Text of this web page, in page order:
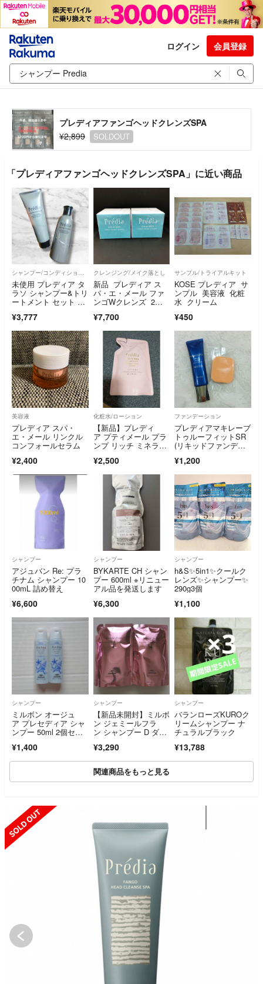
ログイン 会員登録
プレディアファンゴヘッドクレンズSPA
¥2,899
SOLDOUT
「プレディアファンゴヘッドクレンズSPA」に近い商品
シャンプー/コンディショナーセット
未使用 プレディア タ
ラソ シャンプー&トリ
ートメント セット ヘ
¥3,777
クレンジング/メイク落とし
新品 プレディア ス
パ・エ・メール ファ
ンゴWクレンズ 2
¥7,700
サンプル/トライアルキット
KOSE プレディア サ
ンプル 美容液 化粧
水 クリーム
¥450
美容液
プレディア スパ・
エ・メール リンクル
コンフォールセラム
¥2,400
化粧水/ローション
【新品】プレディ
ア プティメール プラ
ンプ リッチ ミネラル
¥2,500
ファンデーション
プレディアマキレーブ
トゥルーフィットSR
(リキッドファンデー
¥1,200
シャンプー
アジュバン Re: プラ
チナム シャンプー 10
00mL 詰め替え
¥6,600
シャンプー
BYKARTE CH シャン
プー 600ml ※リニュー
アル品を発送します
¥6,300
シャンプー
h&S✨5in1✨クールク
レンズ✨シャンプー✨
290g3個
¥1,100
シャンプー
ミルボン オージュ
ア プレセディア シャ
ンプー 50ml 2個セッ
¥1,400
シャンプー
【新品未開封】ミルボ
ン ジェミールフラ
ン シャンプー D ダイ
ル
¥3,290
シャンプー
バランローズKUROク
リームシャンプー ナ
チュラルブラック
¥13,788
関連商品をもっと見る